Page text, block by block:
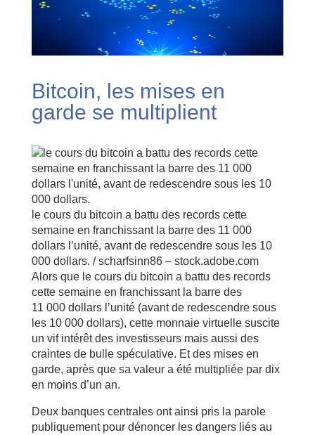
Bitcoin, les mises en
garde se multiplient
le cours du bitcoin a battu des records cette
semaine en franchissant la barre des 11 000
dollars l’unité, avant de redescendre sous les 10
000 dollars. / scharfsinn86 – stock.adobe.com
Alors que le cours du bitcoin a battu des records
cette semaine en franchissant la barre des
11 000 dollars l’unité (avant de redescendre sous
les 10 000 dollars), cette monnaie virtuelle suscite
un vif intérêt des investisseurs mais aussi des
craintes de bulle spéculative. Et des mises en
garde, après que sa valeur a été multipliée par dix
en moins d’un an.
Deux banques centrales ont ainsi pris la parole
publiquement pour dénoncer les dangers liés au